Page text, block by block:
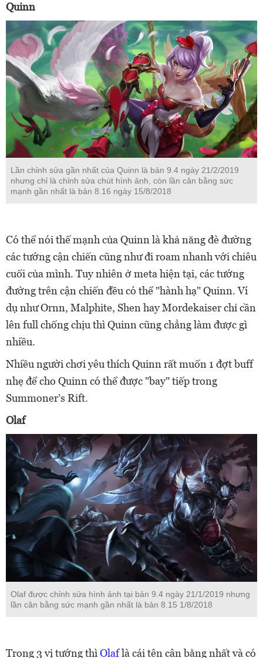
Quinn
Lần chỉnh sửa gần nhất của Quinn là bản 9.4 ngày 21/2/2019
nhưng chỉ là chỉnh sửa chút hình ảnh, còn lần cân bằng sức
mạnh gần nhất là bản 8.16 ngày 15/8/2018
Có thể nói thế mạnh của Quinn là khả năng đè đường
các tướng cận chiến cũng như đi roam nhanh với chiêu
cuối của mình. Tuy nhiên ở meta hiện tại, các tướng
đường trên cận chiến đều có thể "hành hạ" Quinn. Ví
dụ như Ornn, Malphite, Shen hay Mordekaiser chỉ cần
lên full chống chịu thì Quinn cũng chẳng làm được gì
nhiều.
Nhiều người chơi yêu thích Quinn rất muốn 1 đợt buff
nhẹ để cho Quinn có thể được "bay" tiếp trong
Summoner’s Rift.
Olaf
Olaf được chỉnh sửa hình ảnh tại bản 9.4 ngày 21/1/2019 nhưng
lần cân bằng sức mạnh gần nhất là bản 8.15 1/8/2018
Trong 3 vị tướng thìOlaflà cái tên cân bằng nhất và có